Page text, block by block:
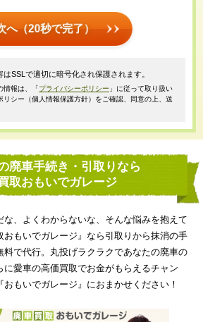
へ（20秒で完了）
SSLで適切に暗号化され保護されます。
情報は、「プライバシーポリシー 」に従って取り扱い
リシー（個人情報保護方針）をご確認、同意の上、送
廃車手続き・引取りなら
取おもいでガレージ
な、よくわからないな、そんな悩みを抱えて
おもいでガレージ』なら引取りから抹消の手
料で代行。丸投げラクラクであなたの廃車の
愛車の高価買取でお金がもらえるチャン
もいでガレージ』におまかせください！